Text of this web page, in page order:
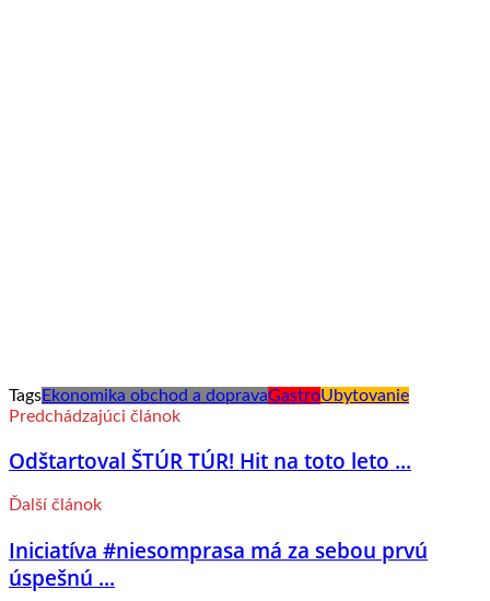
TagsEkonomika obchod a dopravaGastroUbytovanie
Predchádzajúci článok
Odštartoval ŠTÚR TÚR! Hit na toto leto ...
Ďalší článok
Iniciatíva #niesomprasa má za sebou prvú
úspešnú ...